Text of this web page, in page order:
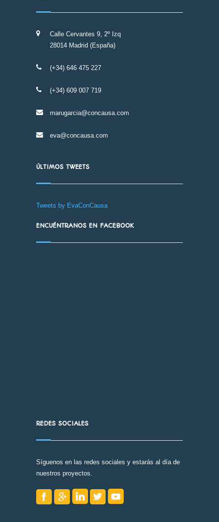
Calle Cervantes 9, 2º Izq
28014 Madrid (España)
(+34) 646 475 227
(+34) 609 007 719
marugarcia@concausa.com
eva@concausa.com
ÚLTIMOS TWEETS
Tweets by EvaConCausa
ENCUÉNTRANOS EN FACEBOOK
REDES SOCIALES
Síguenos en las redes sociales y estarás al día de
nuestros proyectos.